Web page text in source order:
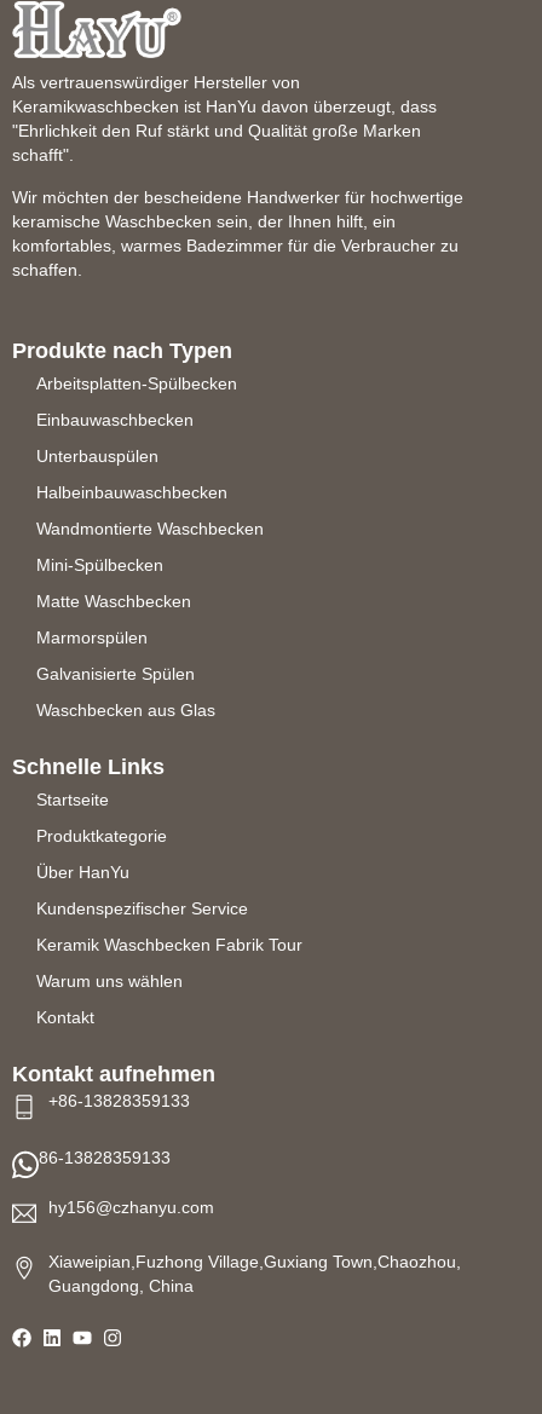
Als vertrauenswürdiger Hersteller von
Keramikwaschbecken ist HanYu davon überzeugt, dass
"Ehrlichkeit den Ruf stärkt und Qualität große Marken
schafft".
Wir möchten der bescheidene Handwerker für hochwertige
keramische Waschbecken sein, der Ihnen hilft, ein
komfortables, warmes Badezimmer für die Verbraucher zu
schaffen.
Produkte nach Typen
Arbeitsplatten-Spülbecken
Einbauwaschbecken
Unterbauspülen
Halbeinbauwaschbecken
Wandmontierte Waschbecken
Mini-Spülbecken
Matte Waschbecken
Marmorspülen
Galvanisierte Spülen
Waschbecken aus Glas
Schnelle Links
Startseite
Produktkategorie
Über HanYu
Kundenspezifischer Service
Keramik Waschbecken Fabrik Tour
Warum uns wählen
Kontakt
Kontakt aufnehmen
+86-13828359133
86-13828359133
hy156@czhanyu.com
Xiaweipian,Fuzhong Village,Guxiang Town,Chaozhou,
Guangdong, China